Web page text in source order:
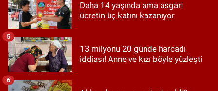
Daha 14 yaşında ama asgari
ücretin üç katını kazanıyor
13 milyonu 20 günde harcadı
iddiası! Anne ve kızı böyle yüzleşti
5
6